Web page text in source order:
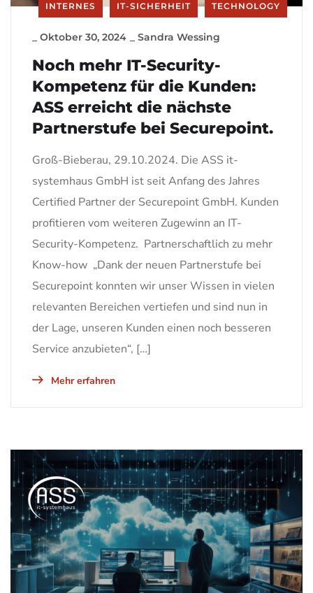
INTERNES IT-SICHERHEIT TECHNOLOGY
Oktober 30, 2024 Sandra Wessing
Noch mehr IT-Security-
Kompetenz für die Kunden:
ASS erreicht die nächste
Partnerstufe bei Securepoint.
Groß-Bieberau, 29.10.2024. Die ASS it-
systemhaus GmbH ist seit Anfang des Jahres
Certified Partner der Securepoint GmbH. Kunden
profitieren vom weiteren Zugewinn an IT-
Security-Kompetenz. Partnerschaftlich zu mehr
Know-how „Dank der neuen Partnerstufe bei
Securepoint konnten wir unser Wissen in vielen
relevanten Bereichen vertiefen und sind nun in
der Lage, unseren Kunden einen noch besseren
Service anzubieten“, […]
Mehr erfahren